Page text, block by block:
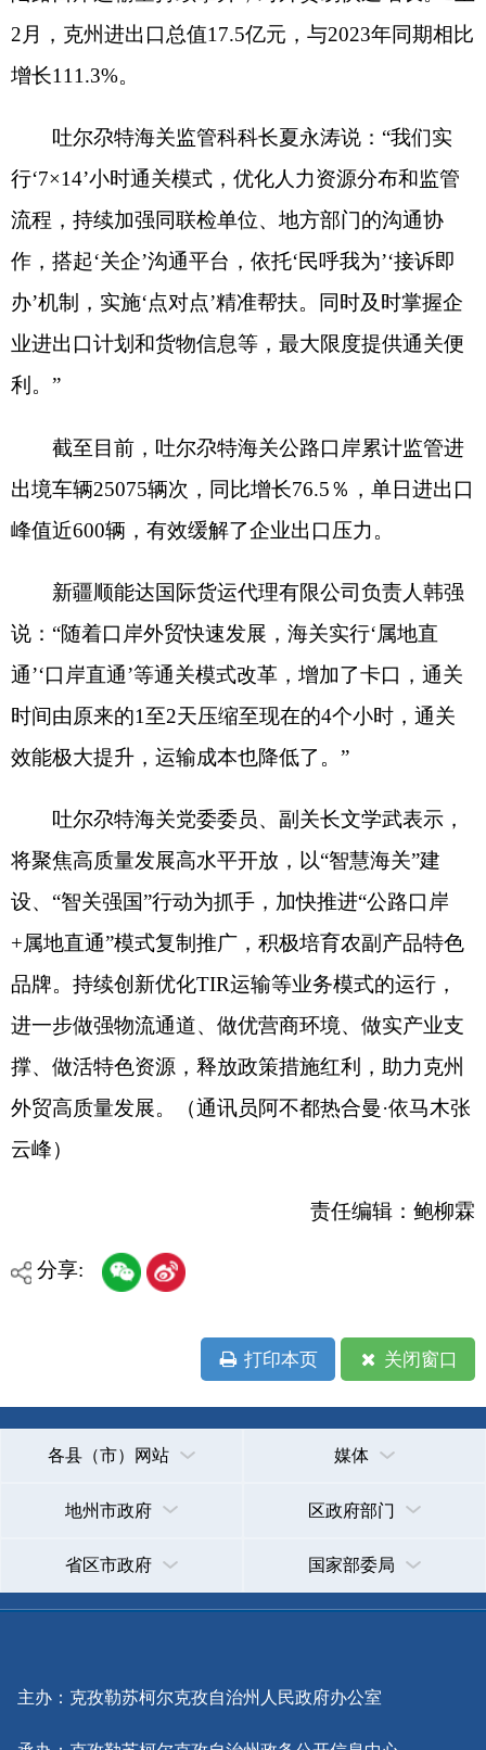
作，搭起‘关企’沟通平台，依托‘民呼我为’‘接诉即
业进出口计划和货物信息等，最大限度提供通关便
截至目前，吐尔尕特海关公路口岸累计监管进
出境车辆25075辆次，同比增长76.5％，单日进出口
峰值近600辆，有效缓解了企业出口压力。
新疆顺能达国际货运代理有限公司负责人韩强
说：“随着口岸外贸快速发展，海关实行‘属地直
时间由原来的1至2天压缩至现在的4个小时，通关
效能极大提升，运输成本也降低了。”
吐尔尕特海关党委委员、副关长文学武表示，
将聚焦高质量发展高水平开放，以 “智慧海关”建
+属地直通”模式复制推广，积极培育农副产品特色
品牌。持续创新优化TIR运输等业务模式的运行，
外贸高质量发展。（通讯员阿不都热合曼·依马木张
云峰）
责任编辑：鲍柳霖
分享:
打印本页 关闭窗口
各县（市）网站 媒体
地州市政府 区政府部门
省区市政府 国家部委局
主办：克孜勒苏柯尔克孜自治州人民政府办公室
承办：克孜勒苏柯尔克孜自治州政务公开信息中心
法律声明 关于我们